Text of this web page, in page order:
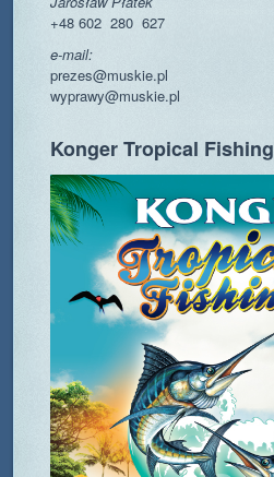
+48 602 280 627
e-mail:
prezes@muskie.pl
wyprawy@muskie.pl
Konger Tropical Fishing